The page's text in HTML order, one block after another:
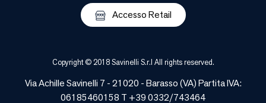
Accesso Retail
Copyright © 2018 Savinelli S.r.l All rights reserved.
Via Achille Savinelli 7 - 21020 -Barasso(VA) Partita IVA:
06185460158 T +39 0332/743464